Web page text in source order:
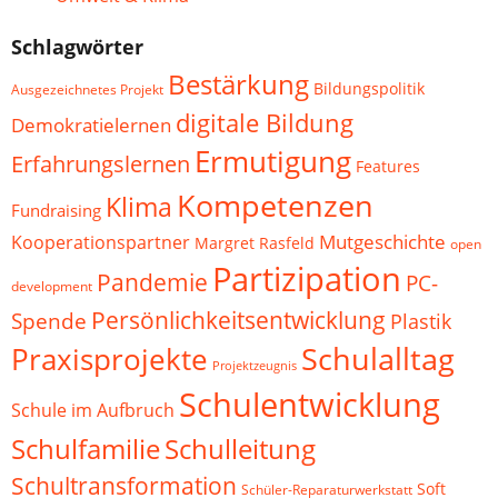
Schlagwörter
Ausgezeichnetes Projekt Bestärkung Bildungspolitik
Demokratielernen digitale Bildung
Erfahrungslernen Ermutigung Features
Fundraising Klima Kompetenzen
Kooperationspartner Margret Rasfeld Mutgeschichte open
development Pandemie Partizipation PC-
Spende Persönlichkeitsentwicklung Plastik
Praxisprojekte Projektzeugnis Schulalltag
Schule im Aufbruch Schulentwicklung
SchulfamilieSchulleitung
Schultransformation Schüler-Reparaturwerkstatt Soft